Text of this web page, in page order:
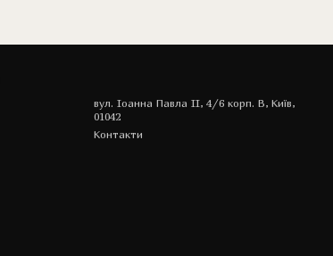
вул. Іоанна Павла II, 4/6 корп. В, Київ,
01042
Контакти